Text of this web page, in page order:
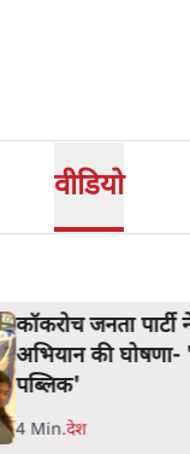
वीडियो
कॉकरोच जनता पार्टी
अभियान की घोषणा-
पब्लिक'
4 Min.देश